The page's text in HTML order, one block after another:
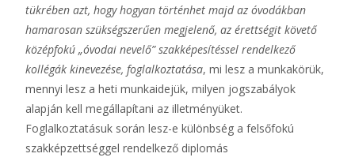
tükrében azt, hogy hogyan történhet majd az óvodákban
hamarosan szükségszerűen megjelenő, az érettségit követő
középfokú „óvodai nevelő” szakképesítéssel rendelkező
kollégák kinevezése, foglalkoztatása, mi lesz a munkakörük,
mennyi lesz a heti munkaidejük, milyen jogszabályok
alapján kell megállapítani az illetményüket.
Foglalkoztatásuk során lesz-e különbség a felsőfokú
szakképzettséggel rendelkező diplomás